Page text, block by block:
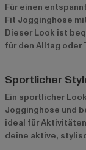
Für einen
Fit Jogginghose
Dieser Look ist
für den Alltag oder
Sportlicher
Ein sportlicher
Jogginghose und
ideal für
deine aktive,